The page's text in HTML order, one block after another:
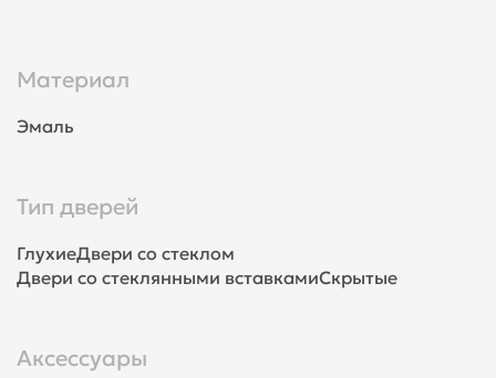
Материал
Эмаль
Тип дверей
ГлухиеДвери со стеклом
Двери со стеклянными вставкамиСкрытые
Аксессуары